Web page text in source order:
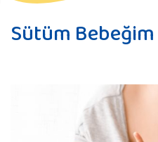
Sütüm